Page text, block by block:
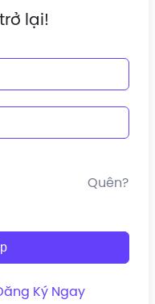
lại!
Quên?
Ký Ngay